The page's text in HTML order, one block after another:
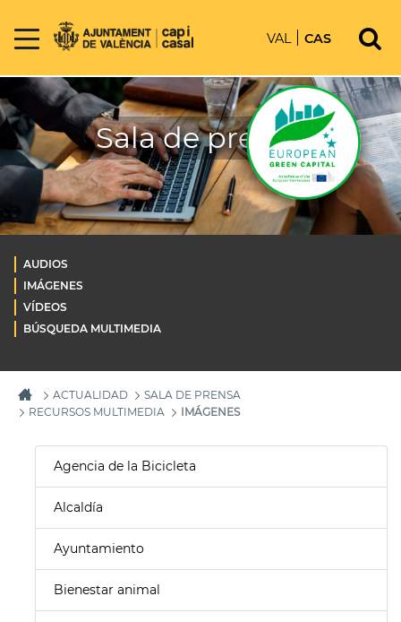
VAL CAS
Sala de prensa
AUDIOS
IMÁGENES
VÍDEOS
BÚSQUEDA MULTIMEDIA
ACTUALIDAD
SALA DE PRENSA
RECURSOS MULTIMEDIA
IMÁGENES
Agencia de la Bicicleta
Alcaldía
Ayuntamiento
Bienestar animal